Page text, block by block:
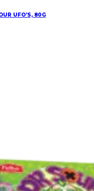
UFO’S, 80G